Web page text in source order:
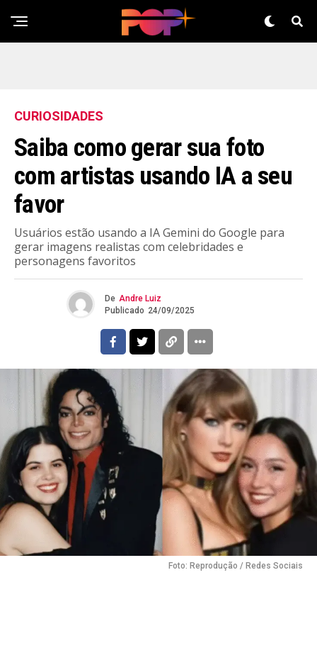
CURIOSIDADES
Saiba como gerar sua foto
com artistas usando IA a seu
favor
Usuários estão usando a IA Gemini do Google para
gerar imagens realistas com celebridades e
personagens favoritos
De Andre Luiz
Publicado 24/09/2025
Foto: Reprodução / Redes Sociais